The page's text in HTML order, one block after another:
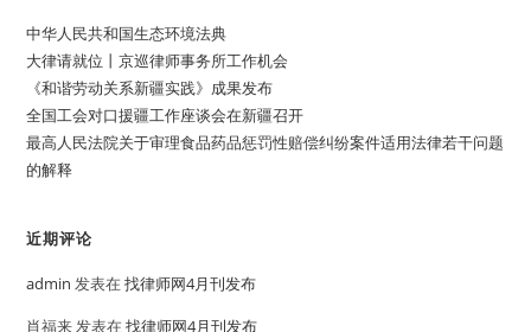
中华人民共和国生态环境法典
大律请就位丨京巡律师事务所工作机会
《和谐劳动关系新疆实践》成果发布
全国工会对口援疆工作座谈会在新疆召开
最高人民法院关于审理食品药品惩罚性赔偿纠纷案件适用法律若干问题
的解释
近期评论
admin 发表在找律师网4月刊发布
肖福来发表在找律师网4月刊发布